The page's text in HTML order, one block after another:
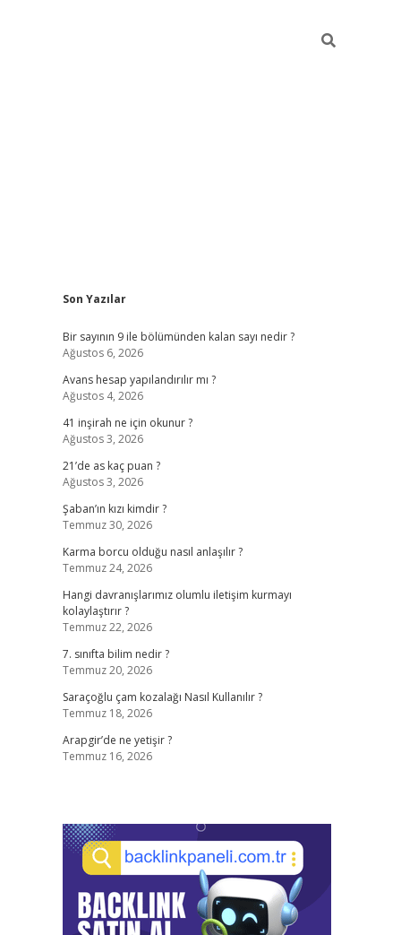
Sidebar
Son Yazılar
Bir sayının 9 ile bölümünden kalan sayı nedir ?
Ağustos 6, 2026
Avans hesap yapılandırılır mı ?
Ağustos 4, 2026
41 inşirah ne için okunur ?
Ağustos 3, 2026
21’de as kaç puan ?
Ağustos 3, 2026
Şaban’ın kızı kimdir ?
Temmuz 30, 2026
Karma borcu olduğu nasıl anlaşılır ?
Temmuz 24, 2026
Hangi davranışlarımız olumlu iletişim kurmayı
kolaylaştırır ?
Temmuz 22, 2026
7. sınıfta bilim nedir ?
Temmuz 20, 2026
Saraçoğlu çam kozalağı Nasıl Kullanılır ?
Temmuz 18, 2026
Arapgir’de ne yetişir ?
Temmuz 16, 2026